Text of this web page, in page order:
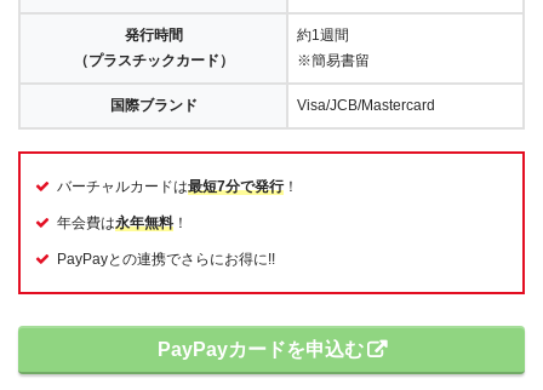
発行時間
（プラスチックカード）
約1週間
※簡易書留
国際ブランド Visa/JCB/Mastercard
バーチャルカードは最短7分で発行！
年会費は永年無料 ！
PayPayとの連携でさらにお得に!!
PayPayカードを申込む